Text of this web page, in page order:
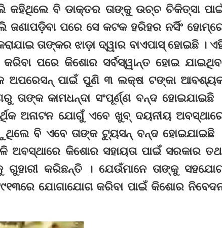
କହିଥିଲେ ବି ଡାକ୍ତର ତାଙ୍କୁ ଉଚ୍ଚ ଚିକିତ୍ସା
ଜଣାପଡ଼ିବା ପରେ ସେ କଟକ ହରିହର ନର୍ସିଂ
ତାଙ୍କର ଝାଡ଼ା ଦ୍ୱାର ବାଏପାସ୍‌ ହୋଇଛି ।
ପରେ କିଶୋର ସର୍ବସ୍ୱାନ୍ତ ହୋଇ
ଅପରେସନ୍‌ ପାଇଁ ପୁଣି ୩ ଲକ୍ଷ ଟଙ୍କା
ତାଙ୍କ କାମଧନ୍ଦା ସଂପୂର୍ଣ୍ଣ ବନ୍ଦ ହୋଇଯାଇଛି
ଅନାଟନ ଯୋଗୁଁ ଏବେ ଖୁବ୍‌ ଦୟନୀୟ
ବି ଏବେ ତାଙ୍କ ଟ୍ୟୁସନ୍‌ ବନ୍ଦ ହୋଇଯାଇଛି
କିଶୋର ସହାୟତା ପାଇଁ ସରକାର
କରିଛନ୍ତି । ଯେଉଁମାନେ ତାଙ୍କୁ
ଯୋଗାଯୋଗ କରିବା ପାଇଁ କିଶୋର